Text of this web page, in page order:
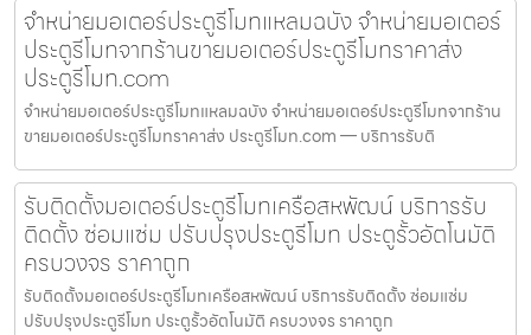
จำหน่ายมอเตอร์ประตูรีโมทแหลมฉบัง จำหน่ายมอเตอร์
ประตูรีโมทจากร้านขายมอเตอร์ประตูรีโมทราคาส่ง
ประตูรีโมท.com
จำหน่ายมอเตอร์ประตูรีโมทแหลมฉบัง จำหน่ายมอเตอร์ประตูรีโมทจากร้าน
ขายมอเตอร์ประตูรีโมทราคาส่ง ประตูรีโมท.com — บริการรับติ
รับติดตั้งมอเตอร์ประตูรีโมทเครือสหพัฒน์ บริการรับ
ติดตั้ง ซ่อมแซ่ม ปรับปรุงประตูรีโมท ประตูรั้วอัตโนมัติ
ครบวงจร ราคาถูก
รับติดตั้งมอเตอร์ประตูรีโมทเครือสหพัฒน์ บริการรับติดตั้ง ซ่อมแซ่ม
ปรับปรุงประตูรีโมท ประตูรั้วอัตโนมัติ ครบวงจร ราคาถูก